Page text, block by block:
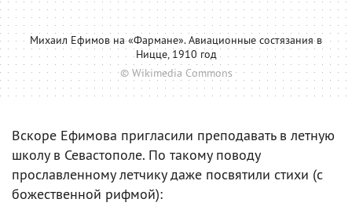
Михаил Ефимов на «Фармане». Авиационные состязания в
Ницце, 1910 год
© Wikimedia Commons
Вскоре Ефимова пригласили преподавать в летную
школу в Севастополе. По такому поводу
прославленному летчику даже посвятили стихи (с
божественной рифмой):